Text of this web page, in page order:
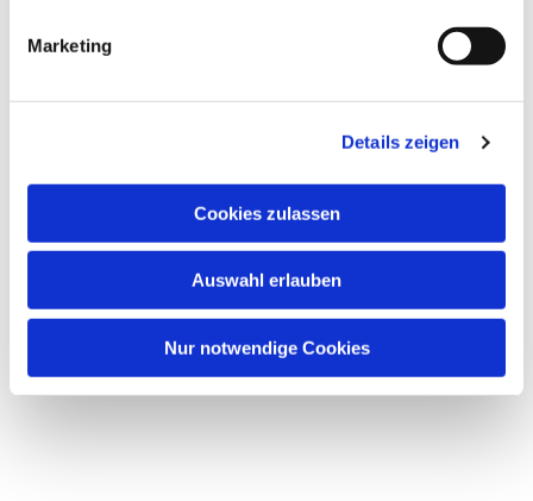
Marketing
Details zeigen
Cookies zulassen
Auswahl erlauben
Nur notwendige Cookies